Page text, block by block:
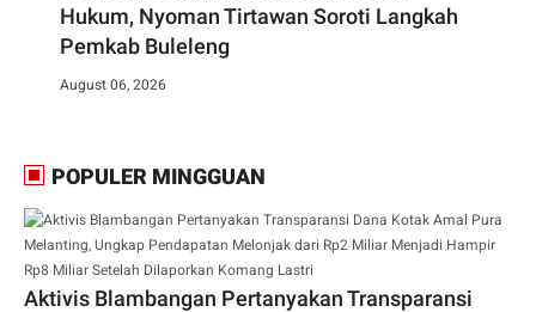
Hukum, Nyoman Tirtawan Soroti Langkah
Pemkab Buleleng
August 06, 2026
POPULER MINGGUAN
Aktivis Blambangan Pertanyakan Transparansi